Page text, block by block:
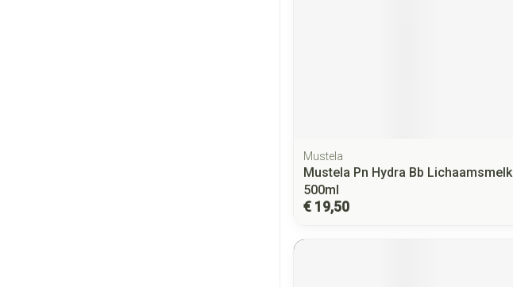
Mustela
Mustela Pn Hydra Bb Lichaamsmelk
500ml
€ 19,50